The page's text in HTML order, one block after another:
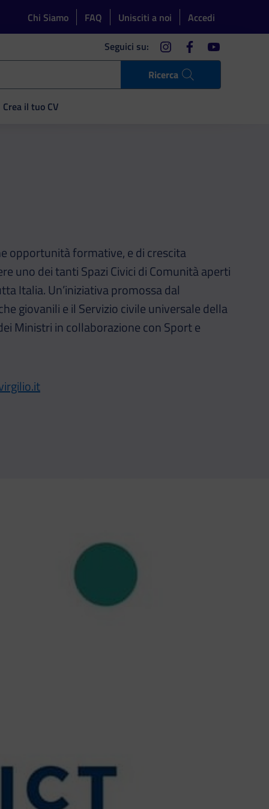
Chi Siamo FAQ Unisciti a noi Accedi
Ricerca
Seguici su: instagramfacebookyoutube
Crea il tuo CV
opportunità formative, e di crescita
uno dei tanti Spazi Civici di Comunità aperti
Italia. Un’iniziativa promossa dal
giovanili e il Servizio civile universale della
Ministri in collaborazione con Sport e